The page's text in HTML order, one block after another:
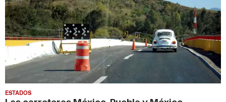
ESTADOS